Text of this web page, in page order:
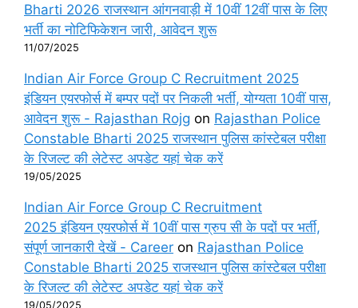
Bharti 2026 राजस्थान आंगनवाड़ी में 10वीं 12वीं पास के लिए
भर्ती का नोटिफिकेशन जारी, आवेदन शुरू
11/07/2025
Indian Air Force Group C Recruitment 2025
इंडियन एयरफोर्स में बम्पर पदों पर निकली भर्ती, योग्यता 10वीं पास,
आवेदन शुरू - Rajasthan Rojg on Rajasthan Police
Constable Bharti 2025 राजस्थान पुलिस कांस्टेबल परीक्षा
के रिजल्ट की लेटेस्ट अपडेट यहां चेक करें
19/05/2025
Indian Air Force Group C Recruitment
2025 इंडियन एयरफोर्स में 10वीं पास ग्रुप सी के पदों पर भर्ती,
संपूर्ण जानकारी देखें - Career on Rajasthan Police
Constable Bharti 2025 राजस्थान पुलिस कांस्टेबल परीक्षा
के रिजल्ट की लेटेस्ट अपडेट यहां चेक करें
19/05/2025